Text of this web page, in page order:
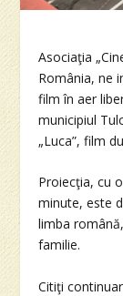
Asociaţia
România, ne
film în aer
municipiul
„Luca”, film
Proiecţia, cu
minute, este
limba
familie.
Citiţi